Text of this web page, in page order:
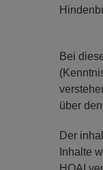
Bei
über
Der
Inhalte